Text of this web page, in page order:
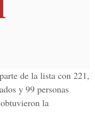
de la lista con 221,
y 99 personas
la